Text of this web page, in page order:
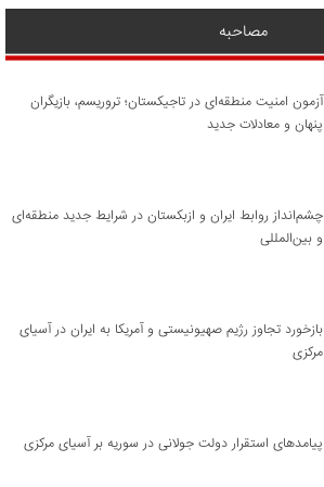
مصاحبه
آزمون امنیت منطقه‌ای در تاجیکستان؛ تروریسم، بازیگران
پنهان و معادلات جدید
چشم‌انداز روابط ایران و ازبکستان در شرایط جدید منطقه‌ای
و بین‌المللی
​بازخورد تجاوز رژیم صهیونیستی و آمریکا به ایران در آسیای
مرکزی
پیامدهای استقرار دولت جولانی در سوریه بر آسیای مرکزی